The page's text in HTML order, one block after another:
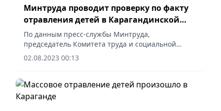
Минтруда проводит проверку по факту
отравления детей в Карагандинской
области
По данным пресс-службы Минтруда,
председатель Комитета труда и социальной
защиты МТСЗН РК Толеген Оспанкулов
оперативно выехал в Карагандинскую область с
02.08.2023 00:13